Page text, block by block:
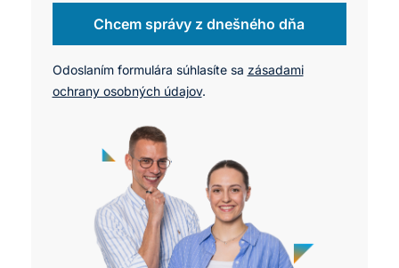
Chcem správy z dnešného dňa
Odoslaním formulára súhlasíte sa zásadami
ochrany osobných údajov.